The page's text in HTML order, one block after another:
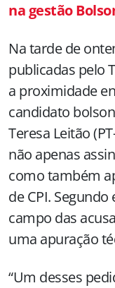
na gestão
Na tarde de
publicadas pelo
a proximidade
candidato
Teresa Leitão
não apenas
como também
de CPI.
campo das
uma apuração
“Um desses